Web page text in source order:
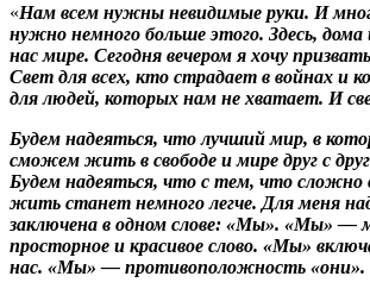
«Нам всем нужны невидимые руки. И
нужно немного больше этого. Здесь,
нас мире. Сегодня вечером я хочу
Свет для всех, кто страдает в войнах и
для людей, которых нам не хватает. И
Будем надеяться, что лучший мир, в
сможем жить в свободе и мире друг с
Будем надеяться, что с тем, что
жить станет немного легче. Для меня
заключена в одном слове: «Мы». «Мы» —
просторное и красивое слово. «Мы»
нас. «Мы» — противоположность «они».